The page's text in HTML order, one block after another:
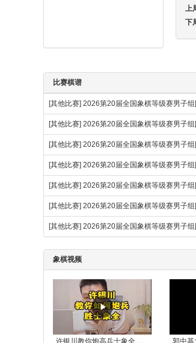
上
下
比赛棋谱
[其他比赛] 2026第20届全国象棋等级赛男子
[其他比赛] 2026第20届全国象棋等级赛男子组
[其他比赛] 2026第20届全国象棋等级赛男子组
[其他比赛] 2026第20届全国象棋等级赛男子
[其他比赛] 2026第20届全国象棋等级赛男子
[其他比赛] 2026第20届全国象棋等级赛男子
[其他比赛] 2026第20届全国象棋等级赛男子
象棋视频